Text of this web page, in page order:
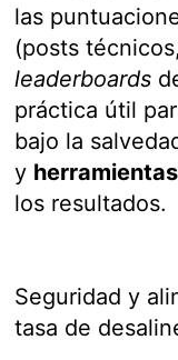
las
(posts
leaderboards
práctica útil
bajo la
y herramientas
los resultados.
Seguridad y
tasa de